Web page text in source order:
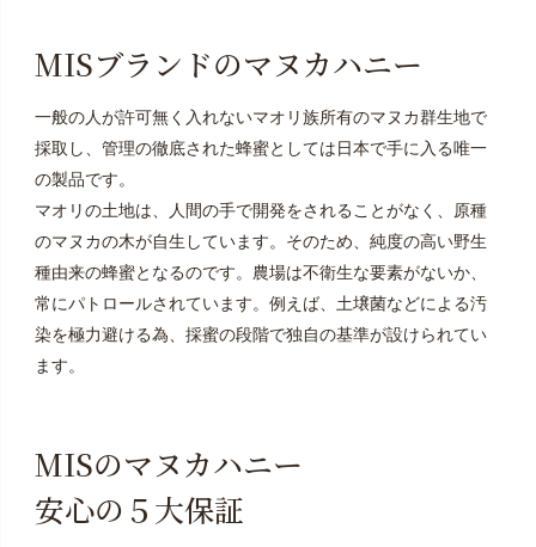
MISブランドのマヌカハニー
一般の人が許可無く入れないマオリ族所有のマヌカ群生地で
採取し、管理の徹底された蜂蜜としては日本で手に入る唯一
の製品です。
マオリの土地は、人間の手で開発をされることがなく、原種
のマヌカの木が自生しています。そのため、純度の高い野生
種由来の蜂蜜となるのです。農場は不衛生な要素がないか、
常にパトロールされています。例えば、土壌菌などによる汚
染を極力避ける為、採蜜の段階で独自の基準が設けられてい
ます。
MISのマヌカハニー
安心の５大保証